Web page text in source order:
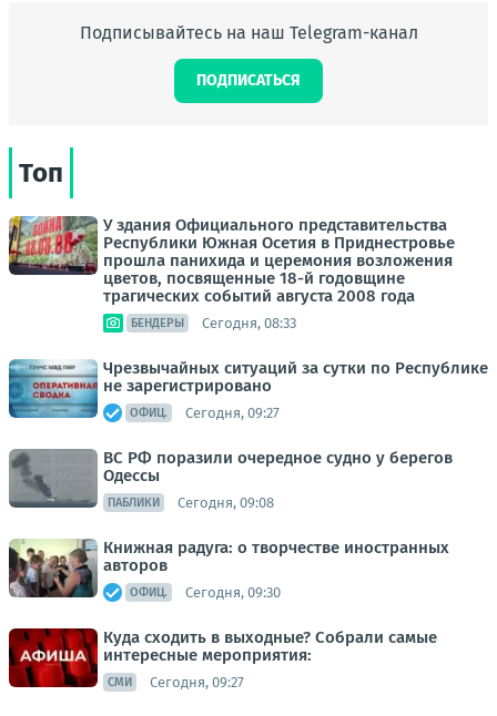
Подписывайтесь на наш Telegram-канал
ПОДПИСАТЬСЯ
Топ
У здания Официального представительства
Республики Южная Осетия в Приднестровье
прошла панихида и церемония возложения
цветов, посвященные 18-й годовщине
трагических событий августа 2008 года
БЕНДЕРЫ Сегодня, 08:33
Чрезвычайных ситуаций за сутки по Республике
не зарегистрировано
ОФИЦ. Сегодня, 09:27
ВС РФ поразили очередное судно у берегов
Одессы
ПАБЛИКИ Сегодня, 09:08
Книжная радуга: о творчестве иностранных
авторов
ОФИЦ. Сегодня, 09:30
Куда сходить в выходные? Собрали самые
интересные мероприятия:
СМИ Сегодня, 09:27